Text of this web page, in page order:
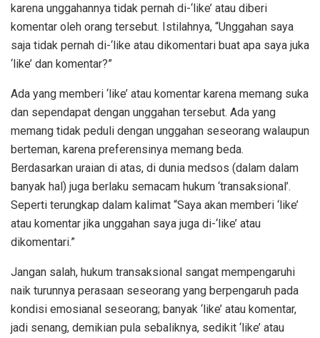
karena unggahannya tidak pernah di-‘like’ atau diberi
komentar oleh orang tersebut. Istilahnya, “Unggahan saya
saja tidak pernah di-‘like atau dikomentari buat apa saya juka
‘like’ dan komentar?”
Ada yang memberi ‘like’ atau komentar karena memang suka
dan sependapat dengan unggahan tersebut. Ada yang
memang tidak peduli dengan unggahan seseorang walaupun
berteman, karena preferensinya memang beda.
Berdasarkan uraian di atas, di dunia medsos (dalam dalam
banyak hal) juga berlaku semacam hukum ‘transaksional’.
Seperti terungkap dalam kalimat “Saya akan memberi ‘like’
atau komentar jika unggahan saya juga di-‘like’ atau
dikomentari.”
Jangan salah, hukum transaksional sangat mempengaruhi
naik turunnya perasaan seseorang yang berpengaruh pada
kondisi emosianal seseorang; banyak ‘like’ atau komentar,
jadi senang, demikian pula sebaliknya, sedikit ‘like’ atau